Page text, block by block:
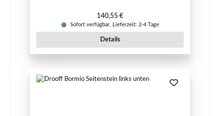
Regulärer Preis:
140,55 €
Sofort verfügbar, Lieferzeit: 2-4 Tage
Details